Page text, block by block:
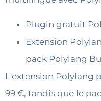
Plugin gratuit
Extension
pack Polylang
L'extension Polylang
99 €, tandis que le